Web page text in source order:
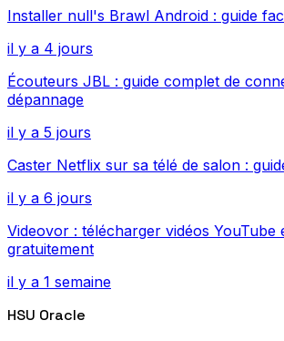
Installer null's Brawl Android : guide
il y a 4 jours
Écouteurs JBL : guide complet de
dépannage
il y a 5 jours
Caster Netflix sur sa télé de salon :
il y a 6 jours
Videovor : télécharger vidéos YouTube
gratuitement
il y a 1 semaine
HSU Oracle